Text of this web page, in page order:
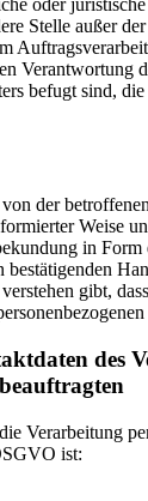
Stelle außer
Verantwortung
befugt sind,
der
Weise
in
bestätigenden
gibt,
des
Verarbeitung
ist: